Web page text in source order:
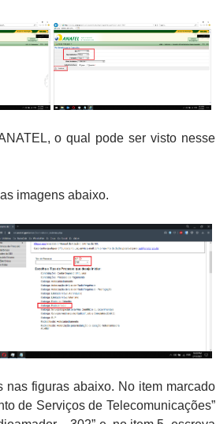
o qual pode ser visto nesse
imagens abaixo.
figuras abaixo. No item marcado
de Serviços de Telecomunicações”